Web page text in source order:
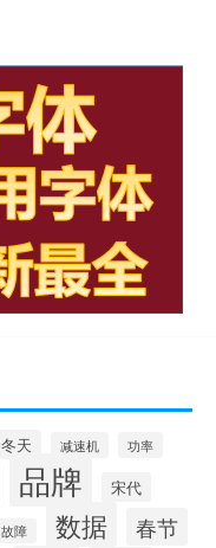
冬天 减速机 功率
品牌 宋代
故障 数据 春节